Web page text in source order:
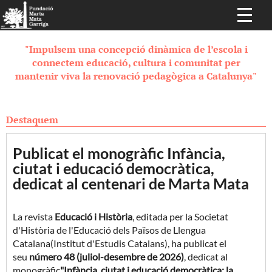
"Impulsem una concepció dinàmica de l’escola i
connectem educació, cultura i comunitat per
mantenir viva la renovació pedagògica a Catalunya"
Destaquem
Publicat el monogràfic Infància,
ciutat i educació democràtica,
dedicat al centenari de Marta Mata
La revista Educació i Història, editada per la Societat
d'Història de l'Educació dels Països de Llengua
Catalana(Institut d'Estudis Catalans), ha publicat el
seu número 48 (juliol-desembre de 2026), dedicat al